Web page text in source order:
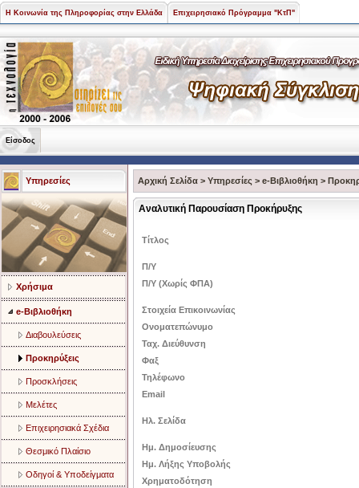
Η Κοινωνία της Πληροφορίας στην Ελλάδα Επιχειρησιακό Πρόγραμμα "ΚτΠ"
Είσοδος
Υπηρεσίες
Χρήσιμα
e-Βιβλιοθήκη
Διαβουλεύσεις
Προκηρύξεις
Προσκλήσεις
Μελέτες
Επιχειρησιακά Σχέδια
Θεσμικό Πλαίσιο
Οδηγοί & Υποδείγματα
Αρχική Σελίδα > Υπηρεσίες > e-Βιβλιοθήκη >
Αναλυτική Παρουσίαση Προκήρυξης
Τίτλος
Π/Υ
Π/Υ (Χωρίς ΦΠΑ)
Στοιχεία Επικοινωνίας
Ονοματεπώνυμο
Ταχ. Διεύθυνση
Φαξ
Τηλέφωνο
Email
Ηλ. Σελίδα
Ημ. Δημοσίευσης
Ημ. Λήξης Υποβολής
Χρηματοδότηση